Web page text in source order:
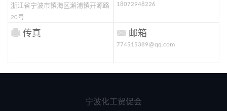
浙江省宁波市镇海区澥浦镇开源路
20号
18072948226
 传真  邮箱
774515389@qq.com
宁波化工贸促会